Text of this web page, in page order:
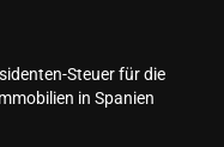
Steuer für die
in Spanien